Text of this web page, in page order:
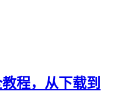
程，从下载到